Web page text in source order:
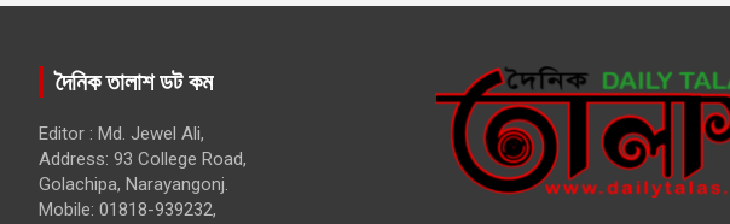
দৈনিক তালাশ ডট কম
Editor : Md. Jewel Ali,
Address: 93 College Road,
Golachipa, Narayangonj.
Mobile: 01818-939232,